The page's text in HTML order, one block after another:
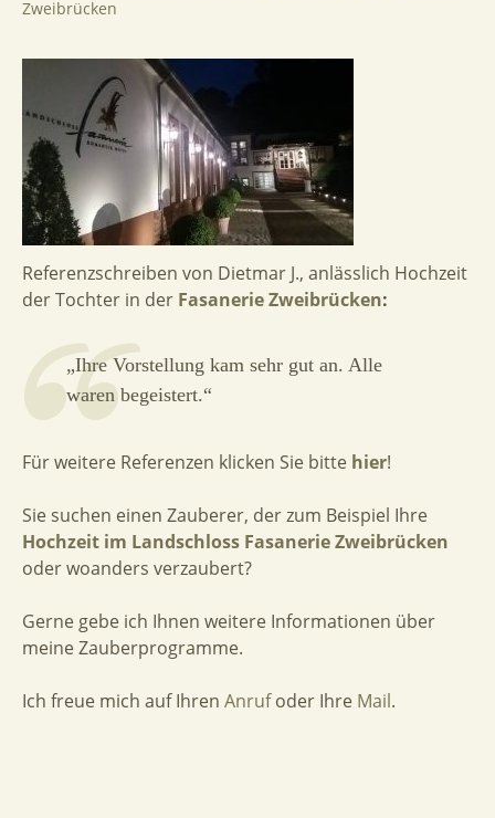
Zweibrücken
Referenzschreiben von Dietmar J., anlässlich Hochzeit
der Tochter in der Fasanerie Zweibrücken:
„Ihre Vorstellung kam sehr gut an. Alle
waren begeistert.“
Für weitere Referenzen klicken Sie bitte hier!
Sie suchen einen Zauberer, der zum Beispiel Ihre
Hochzeit im Landschloss Fasanerie Zweibrücken
oder woanders verzaubert?
Gerne gebe ich Ihnen weitere Informationen über
meine Zauberprogramme.
Ich freue mich auf Ihren Anrufoder Ihre Mail.